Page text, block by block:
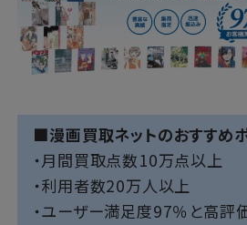
■漫画買取ネットのおすすめ
・月間買取点数10万点以上
・利用者数20万人以上
・ユーザー満足度97％と高評